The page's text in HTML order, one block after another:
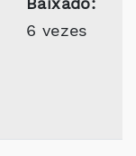
6 vezes